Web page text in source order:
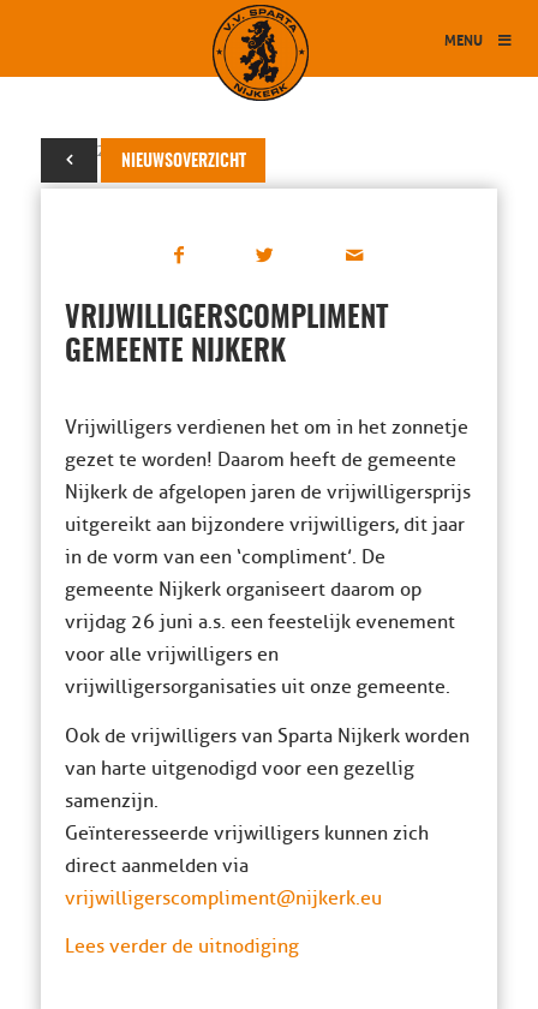
MENU
NIEUWSOVERZICHT
04 juni 2015
VRIJWILLIGERSCOMPLIMENT
GEMEENTE NIJKERK
Vrijwilligers verdienen het om in het zonnetje
gezet te worden! Daarom heeft de gemeente
Nijkerk de afgelopen jaren de vrijwilligersprijs
uitgereikt aan bijzondere vrijwilligers, dit jaar
in de vorm van een ‘compliment’. De
gemeente Nijkerk organiseert daarom op
vrijdag 26 juni a.s. een feestelijk evenement
voor alle vrijwilligers en
vrijwilligersorganisaties uit onze gemeente.
Ook de vrijwilligers van Sparta Nijkerk worden
van harte uitgenodigd voor een gezellig
samenzijn.
Geïnteresseerde vrijwilligers kunnen zich
direct aanmelden via
vrijwilligerscompliment@nijkerk.eu
Lees verder de uitnodiging